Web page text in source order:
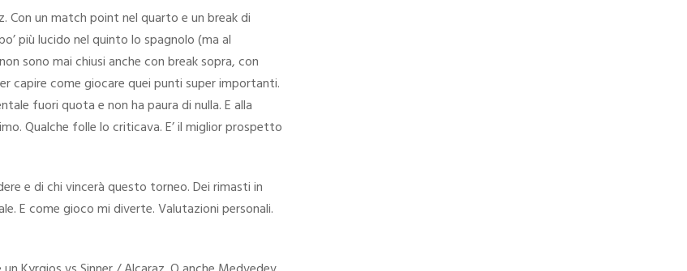
Con un match point nel quarto e un break di
più lucido nel quinto lo spagnolo (ma al
sono mai chiusi anche con break sopra, con
capire come giocare quei punti super importanti.
fuori quota e non ha paura di nulla. E alla
Qualche folle lo criticava. E’ il miglior prospetto
e di chi vincerà questo torneo. Dei rimasti in
E come gioco mi diverte. Valutazioni personali.